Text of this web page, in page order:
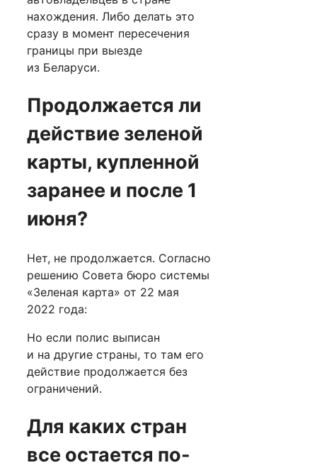
нахождения. Либо делать это
сразу в момент пересечения
границы при выезде
из Беларуси.
Продолжается ли
действие зеленой
карты, купленной
заранее и после 1
июня?
Нет, не продолжается. Согласно
решению Совета бюро системы
«Зеленая карта» от 22 мая
2022 года:
Но если полис выписан
и на другие страны, то там его
действие продолжается без
ограничений.
Для каких стран
все остается по-